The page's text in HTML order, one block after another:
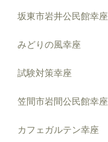
坂東市岩井公民館幸座
みどりの風幸座
試験対策幸座
笠間市岩間公民館幸座
カフェガルテン幸座